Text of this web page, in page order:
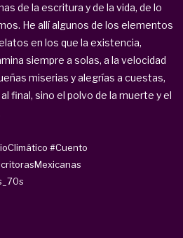
de la escritura y de la vida, de lo
He allí algunos de los elementos
en los que la existencia,
siempre a solas, a la velocidad
miserias y alegrías a cuestas,
final, sino el polvo de la muerte y el
#Cuento